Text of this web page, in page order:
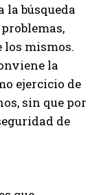
búsqueda
los mismos.
la
ejercicio de
sin que por
de